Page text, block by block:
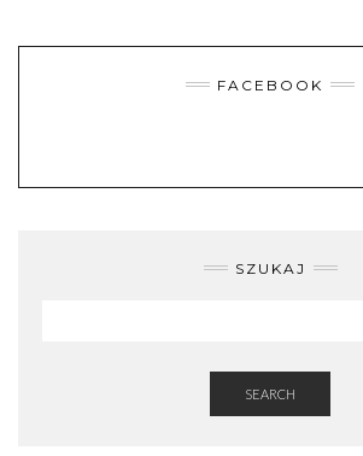
FACEBOOK
SZUKAJ
SEARCH